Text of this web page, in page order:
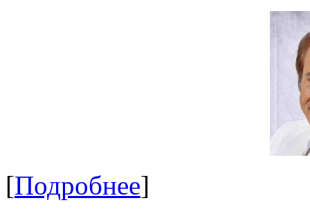
[Подробнее]